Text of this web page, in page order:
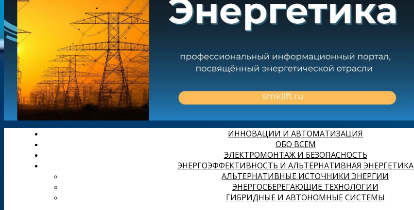
ИННОВАЦИИ И АВТОМАТИЗАЦИЯ
ОБО ВСЕМ
ЭЛЕКТРОМОНТАЖ И БЕЗОПАСНОСТЬ
ЭНЕРГОЭФФЕКТИВНОСТЬ И АЛЬТЕРНАТИВНАЯ ЭНЕРГЕТИКА
АЛЬТЕРНАТИВНЫЕ ИСТОЧНИКИ ЭНЕРГИИ
ЭНЕРГОСБЕРЕГАЮЩИЕ ТЕХНОЛОГИИ
ГИБРИДНЫЕ И АВТОНОМНЫЕ СИСТЕМЫ